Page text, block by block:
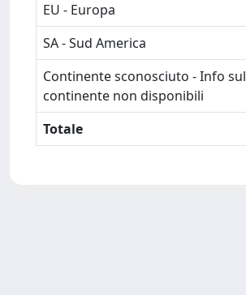
EU - Europa
SA - Sud America
Continente sconosciuto - Info sul
continente non disponibili
Totale